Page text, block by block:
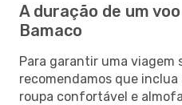
A duração de um
Bamaco
Para garantir uma viagem
recomendamos que
roupa confortável e